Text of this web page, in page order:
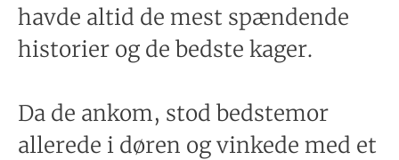
havde altid de mest spændende
historier og de bedste kager.
Da de ankom, stod bedstemor
allerede i døren og vinkede med et